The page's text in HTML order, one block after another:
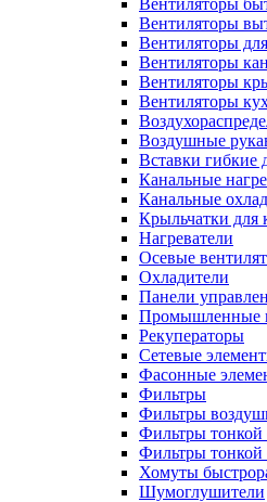
Вентиляторы
Вентиляторы
Вентиляторы
Вентиляторы
Вентиляторы
Вентиляторы
Воздушные
Вставки гибкие
Канальные
Канальные
Крыльчатки для
Нагреватели
Осевые
Охладители
Панели
Промышленные
Рекуператоры
Сетевые
Фасонные
Фильтры
Фильтры
Фильтры тонкой
Фильтры тонкой
Хомуты
Шумоглушители